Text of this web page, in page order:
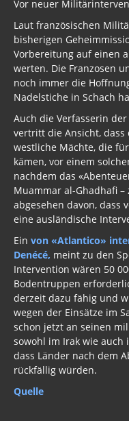
Vor neuer
Laut französischen
bisherigen
Vorbereitung auf einen
werten. Die Franzosen
noch immer die
Nadelstiche in Schach
Auch die Verfasserin
vertritt die Ansicht, dass
westliche Mächte, die
kämen, vor einem
nachdem das
Muammar al-Ghadhafi
abgesehen davon, dass
eine ausländische
Ein von «Atlantico»
Denécé, meint zu den
Intervention wären 50
Bodentruppen
derzeit dazu fähig und
wegen der Einsätze im
schon jetzt an seinen
sowohl im Irak wie auch
dass Länder nach dem
rückfällig würden.
Quelle